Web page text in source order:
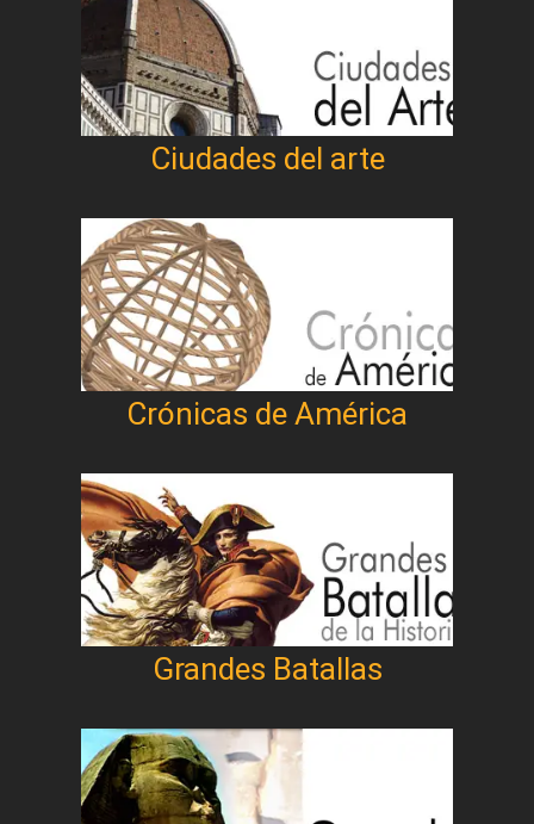
Ciudades del arte
Crónicas de América
Grandes Batallas